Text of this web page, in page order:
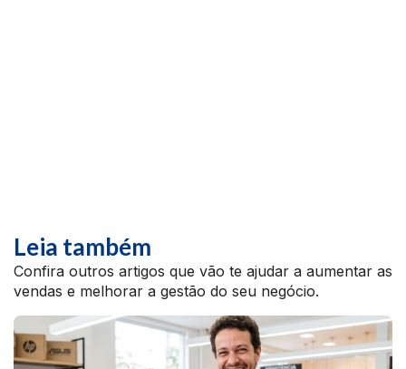
Leia também
Confira outros artigos que vão te ajudar a aumentar as
vendas e melhorar a gestão do seu negócio.